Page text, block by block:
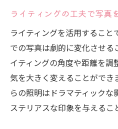
ライティングの工夫で写真
ライティングを活用すること
での写真は劇的に変化させる
イティングの角度や距離を調
気を大きく変えることができ
らの照明はドラマティックな
ステリアスな印象を与えるこ